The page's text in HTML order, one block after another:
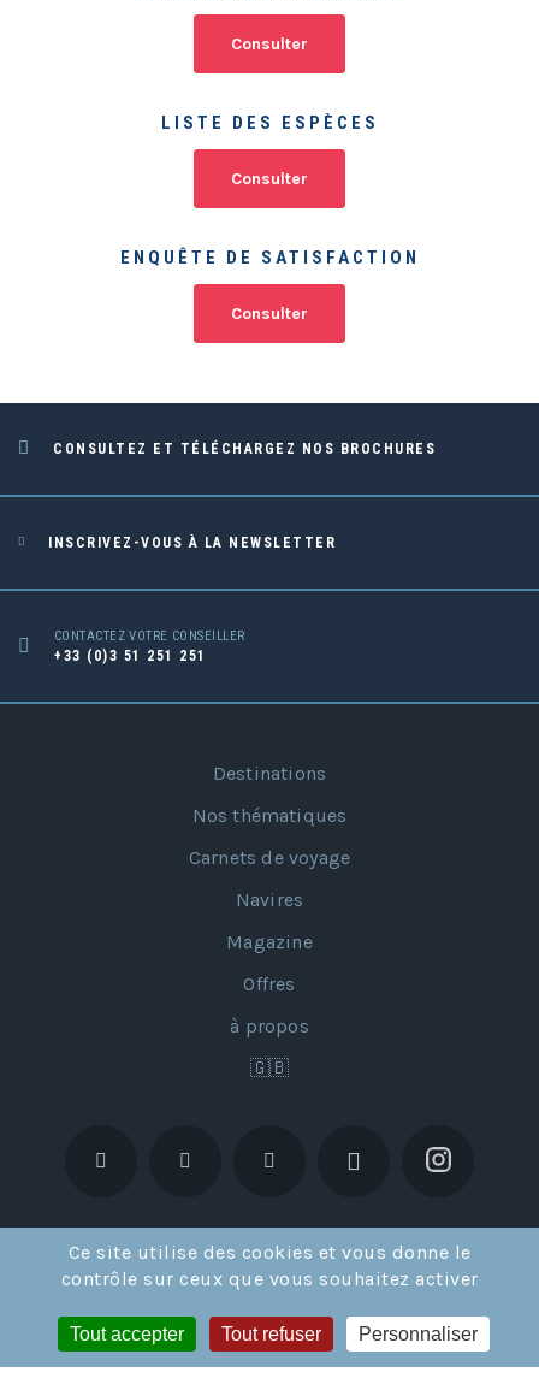
Ce site utilise des cookies et vous donne le
contrôle sur ceux que vous souhaitez activer
Tout accepter Tout refuser Personnaliser
Consulter
LISTE DES ESPÈCES
Consulter
ENQUÊTE DE SATISFACTION
Consulter
CONSULTEZ ET TÉLÉCHARGEZ NOS BROCHURES
INSCRIVEZ-VOUS À LA NEWSLETTER
CONTACTEZ VOTRE CONSEILLER
+33 (0)3 51 251 251
Destinations
Nos thématiques
Carnets de voyage
Navires
Magazine
Offres
à propos
🇬🇧
Licence de Tour Opérateur en France IM02117002 et en Suisse